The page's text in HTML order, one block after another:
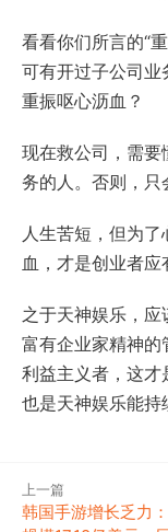
看看你们所言的“
可有开过子公司业
重振呕心沥血？
现在救公司，需要
务的人。否则，只
人生苦短，但为
血，才是创业者应
之于天神娱乐，应
富有企业家精神
利益主义者，这才
也是天神娱乐能持
上一篇
韩国手游增长乏力